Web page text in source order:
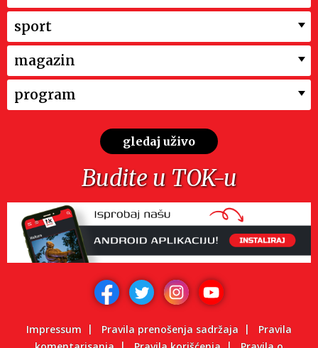
sport
magazin
program
gledaj uživo
Budite u TOK-u
Impressum Pravila prenošenja sadržaja
Pravila